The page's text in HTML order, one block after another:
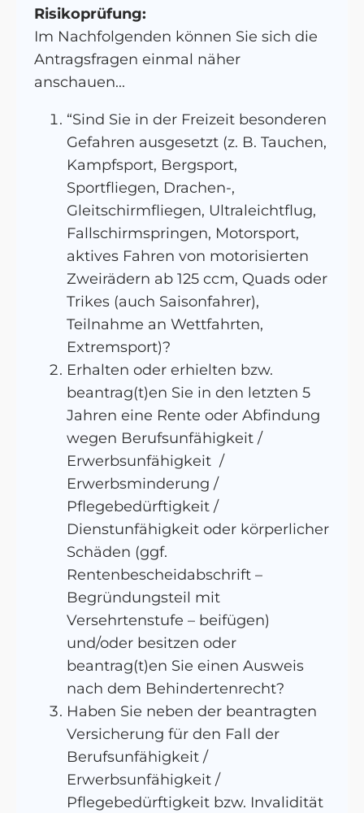
Risikoprüfung:
Im Nachfolgenden können Sie sich die
Antragsfragen einmal näher
anschauen...
“Sind Sie in der Freizeit besonderen
Gefahren ausgesetzt (z. B. Tauchen,
Kampfsport, Bergsport,
Sportfliegen, Drachen-,
Gleitschirmfliegen, Ultraleichtflug,
Fallschirmspringen, Motorsport,
aktives Fahren von motorisierten
Zweirädern ab 125 ccm, Quads oder
Trikes (auch Saisonfahrer),
Teilnahme an Wettfahrten,
Extremsport)?
Erhalten oder erhielten bzw.
beantrag(t)en Sie in den letzten 5
Jahren eine Rente oder Abfindung
wegen Berufsunfähigkeit /
Erwerbsunfähigkeit /
Erwerbsminderung /
Pflegebedürftigkeit /
Dienstunfähigkeit oder körperlicher
Schäden (ggf.
Rentenbescheidabschrift –
Begründungsteil mit
Versehrtenstufe – beifügen)
und/oder besitzen oder
beantrag(t)en Sie einen Ausweis
nach dem Behindertenrecht?
Haben Sie neben der beantragten
Versicherung für den Fall der
Berufsunfähigkeit /
Erwerbsunfähigkeit /
Pflegebedürftigkeit bzw. Invalidität